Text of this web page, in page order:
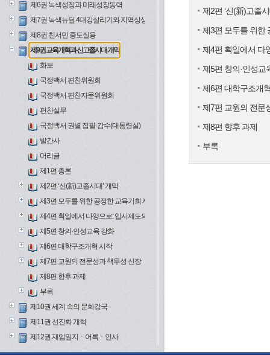
제6권 녹색성장과 미래성장동력
제7권 녹색뉴딜 4대강살리기와 지역상생
제8권 친서민 중도실용
제9권 교육개혁과 신고졸시대 개막
화보
국정백서 편찬위원회
국정백서 편찬자문위원회
편찬실무
국정백서 권별 집필·감수(대통령실)
발간사
머리글
제1편 총론
제2편 ‘신(新)고졸시대’ 개막
제3편 모두를 위한 공정한 교육기회 제공
제4편 획일에서 다양으로: 입시제도의 변화
제5편 창의·인성교육 강화
제6편 대학구조개혁 시작
제7편 교원의 전문성과 책무성 신장
제8편 향후 과제
부록
제10권 세계 속의 문화강국
제11권 선진화 개혁
제12권 재임일지ㆍ어록ㆍ인사
제2편 ‘신(新)고졸
제3편 모두를 위한
제4편 획일에서 다
제5편 창의·인성교
제6편 대학구조개
제7편 교원의 전문
제8편 향후 과제
부록